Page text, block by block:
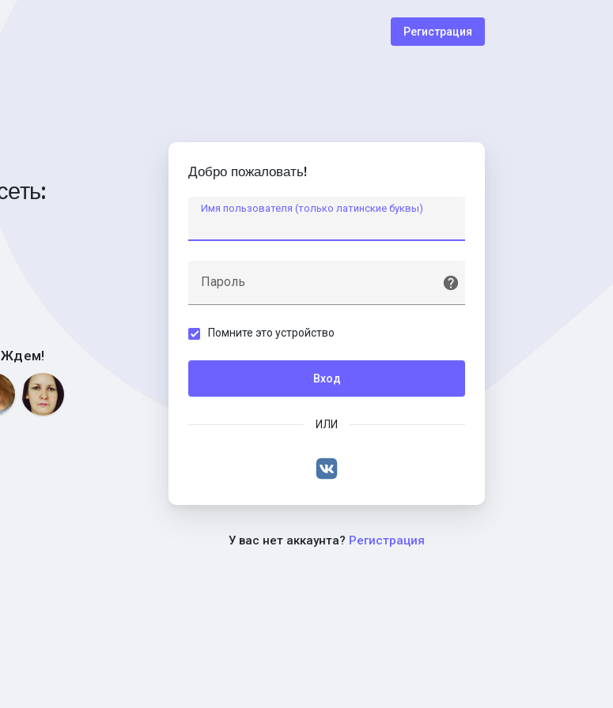
Регистрация
Ждем!
Добро пожаловать!
Имя пользователя (только латинские буквы)
Пароль
Помните это устройство
Вход
ИЛИ
У вас нет аккаунта? Регистрация